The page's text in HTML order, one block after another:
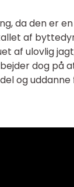
da den er
af
af ulovlig
dog på
og uddanne